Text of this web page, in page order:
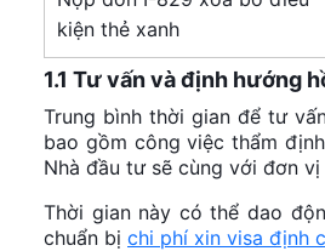
kiện thẻ xanh
1.1 Tư vấn và định hướng
Trung bình thời gian để tư
bao gồm công việc thẩm
Nhà đầu tư sẽ cùng với đơn
Thời gian này có thể dao
chuẩn bị chi phí xin visa định